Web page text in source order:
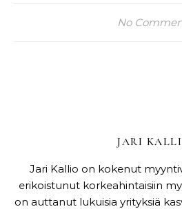
No
JARI
Jari Kallio on kokenut
erikoistunut korkeahintaisiin
on auttanut lukuisia yrityksiä